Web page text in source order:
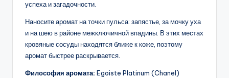
успеха и загадочности.
Наносите аромат на точки пульса: запястье, за мочку уха
и на шею в районе межключичной впадины. В этих местах
кровяные сосуды находятся ближе к коже, поэтому
аромат быстрее раскрывается.
Философия аромата: Egoiste Platinum (Chanel)